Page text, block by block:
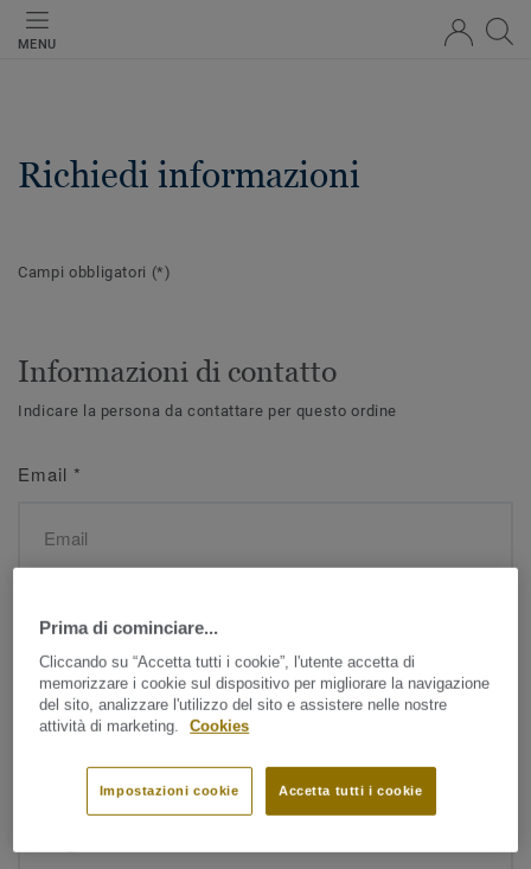
MENU
Richiedi informazioni
Campi obbligatori (*)
Informazioni di contatto
Indicare la persona da contattare per questo ordine
Email *
Nome*
Cognome
Prima di cominciare...
Cliccando su “Accetta tutti i cookie”, l'utente accetta di
memorizzare i cookie sul dispositivo per migliorare la navigazione
del sito, analizzare l'utilizzo del sito e assistere nelle nostre
attività di marketing.
Cookies
Accetta tutti i cookie
Impostazioni cookie